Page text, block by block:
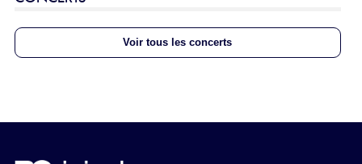
Voir tous les concerts